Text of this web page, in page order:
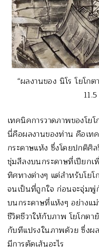
“ผลงานของ นิโร โยโก
เทคนิคการวาดภาพของโย
นี่คือผลงานของท่าน คือเท
กระดาษแห้ง ซึ่งโดยปกติ
ชุ่มสีลงบนกระดาษที่เปียกเ
ทิศทางต่างๆ แต่สำหรับโย
จนเป็นที่ถูกใจ ก่อนจะจุ่มพู่
บนกระดาษที่แห้งๆ อย่างแ
ชีวิตชีวาให้กับภาพ โยโกตา
กับทีแปรงในภาพด้วย ซึ่งผ
มีการตัดเส้นอะไร